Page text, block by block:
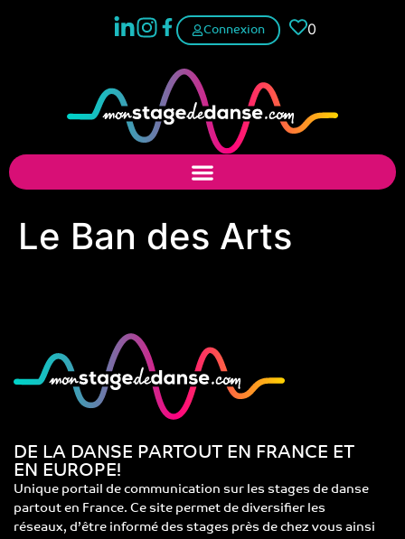
Connexion 0
Le Ban des Arts
DE LA DANSE PARTOUT EN FRANCE ET
EN EUROPE!
Unique portail de communication sur les stages de danse
partout en France. Ce site permet de diversifier les
réseaux, d’être informé des stages près de chez vous ainsi